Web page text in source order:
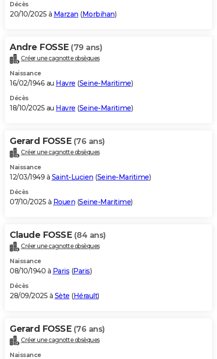
Décès
20/10/2025 à Marzan (Morbihan)
Andre FOSSE (79 ans)
Créer une cagnotte obsèques
Naissance
16/02/1946 au Havre (Seine-Maritime)
Décès
18/10/2025 au Havre (Seine-Maritime)
Gerard FOSSE (76 ans)
Créer une cagnotte obsèques
Naissance
12/03/1949 à Saint-Lucien (Seine-Maritime)
Décès
07/10/2025 à Rouen (Seine-Maritime)
Claude FOSSE (84 ans)
Créer une cagnotte obsèques
Naissance
08/10/1940 à Paris (Paris)
Décès
28/09/2025 à Sète (Hérault)
Gerard FOSSE (76 ans)
Créer une cagnotte obsèques
Naissance